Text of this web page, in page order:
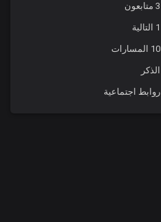
10 المسارات
الذكر
روابط اجتماعية